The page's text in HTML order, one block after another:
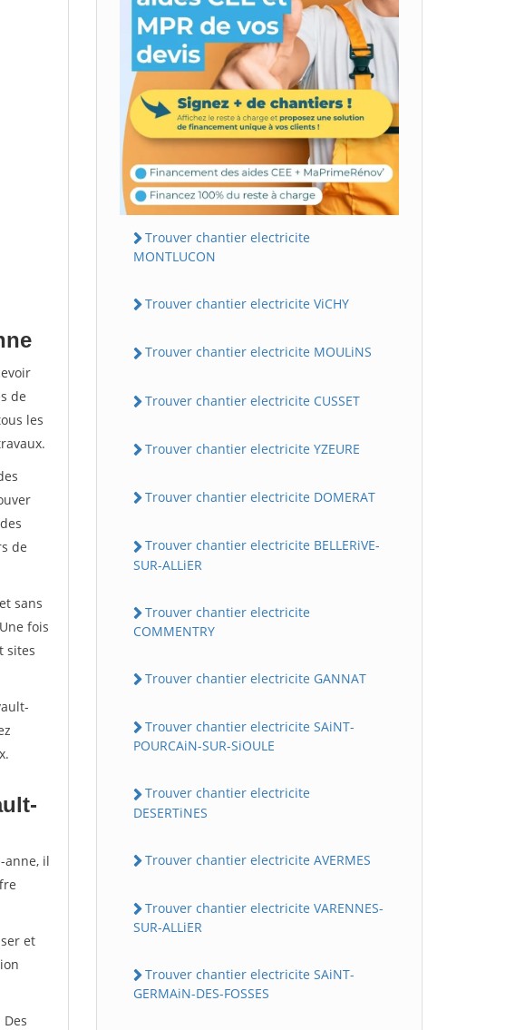
de
les
de
sans
fois
sites
anne, il
et
Trouver chantier electricite
MONTLUCON
Trouver chantier electricite ViCHY
Trouver chantier electricite MOULiNS
Trouver chantier electricite CUSSET
Trouver chantier electricite YZEURE
Trouver chantier electricite DOMERAT
Trouver chantier electricite BELLERiVE-
SUR-ALLiER
Trouver chantier electricite
COMMENTRY
Trouver chantier electricite GANNAT
Trouver chantier electricite SAiNT-
POURCAiN-SUR-SiOULE
Trouver chantier electricite
DESERTiNES
Trouver chantier electricite AVERMES
Trouver chantier electricite VARENNES-
SUR-ALLiER
Trouver chantier electricite SAiNT-
GERMAiN-DES-FOSSES